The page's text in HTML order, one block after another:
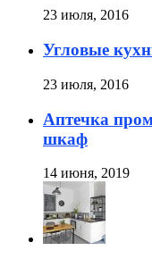
23 июля, 2016
Угловые
23 июля, 2016
Аптечка
шкаф
14 июня, 2019